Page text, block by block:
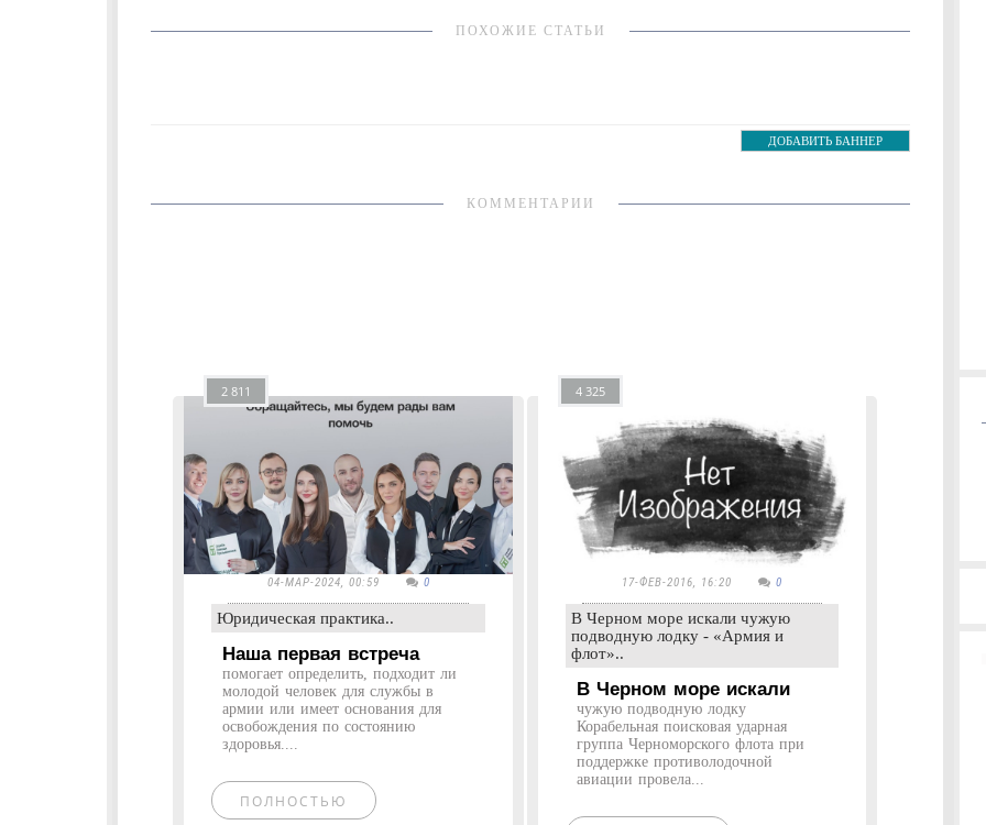
ПОХОЖИЕ СТАТЬИ
ДОБАВИТЬ БАННЕР
КОММЕНТАРИИ
2 811
04-МАР-2024, 00:59 0
Юридическая практика..
Наша первая встреча
помогает определить, подходит ли
молодой человек для службы в
армии или имеет основания для
освобождения по состоянию
здоровья....
ПОЛНОСТЬЮ
4 325
17-ФЕВ-2016, 16:20 0
В Черном море искали чужую
подводную лодку - «Армия и
флот»..
В Черном море искали
чужую подводную лодку
Корабельная поисковая ударная
группа Черноморского флота при
поддержке противолодочной
авиации провела...